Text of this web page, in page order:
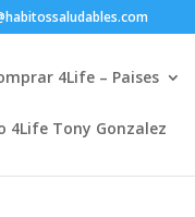
4Life – Paises
4Life Tony Gonzalez